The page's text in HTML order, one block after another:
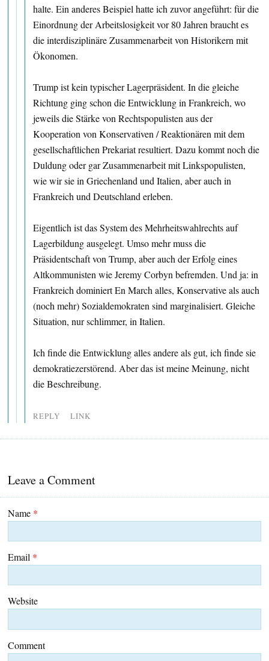
halte. Ein anderes Beispiel hatte ich zuvor angeführt: für die
Einordnung der Arbeitslosigkeit vor 80 Jahren braucht es
die interdisziplinäre Zusammenarbeit von Historikern mit
Ökonomen.
Trump ist kein typischer Lagerpräsident. In die gleiche
Richtung ging schon die Entwicklung in Frankreich, wo
jeweils die Stärke von Rechtspopulisten aus der
Kooperation von Konservativen / Reaktionären mit dem
gesellschaftlichen Prekariat resultiert. Dazu kommt noch die
Duldung oder gar Zusammenarbeit mit Linkspopulisten,
wie wir sie in Griechenland und Italien, aber auch in
Frankreich und Deutschland erleben.
Eigentlich ist das System des Mehrheitswahlrechts auf
Lagerbildung ausgelegt. Umso mehr muss die
Präsidentschaft von Trump, aber auch der Erfolg eines
Altkommunisten wie Jeremy Corbyn befremden. Und ja: in
Frankreich dominiert En March alles, Konservative als auch
(noch mehr) Sozialdemokraten sind marginalisiert. Gleiche
Situation, nur schlimmer, in Italien.
Ich finde die Entwicklung alles andere als gut, ich finde sie
demokratiezerstörend. Aber das ist meine Meinung, nicht
die Beschreibung.
REPLY LINK
Leave a Comment
Name *
Email *
Website
Comment